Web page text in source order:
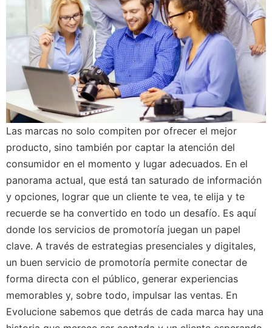
Las marcas no solo compiten por ofrecer el mejor
producto, sino también por captar la atención del
consumidor en el momento y lugar adecuados. En el
panorama actual, que está tan saturado de información
y opciones, lograr que un cliente te vea, te elija y te
recuerde se ha convertido en todo un desafío. Es aquí
donde los servicios de promotoría juegan un papel
clave. A través de estrategias presenciales y digitales,
un buen servicio de promotoría permite conectar de
forma directa con el público, generar experiencias
memorables y, sobre todo, impulsar las ventas. En
Evolucione sabemos que detrás de cada marca hay una